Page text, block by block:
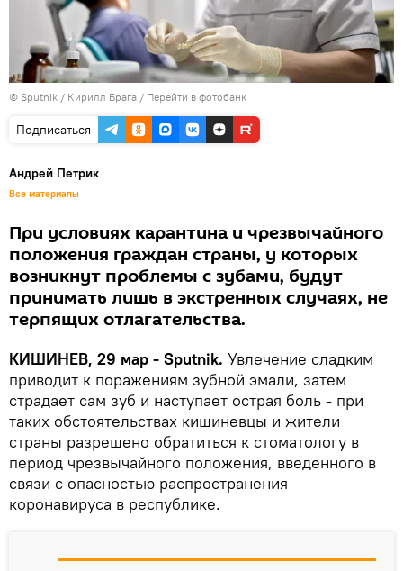
© Sputnik / Кирилл Брага / Перейти в фотобанк
Подписаться
Андрей Петрик
Все материалы
При условиях карантина и чрезвычайного
положения граждан страны, у которых
возникнут проблемы с зубами, будут
принимать лишь в экстренных случаях, не
терпящих отлагательства.
КИШИНЕВ, 29 мар - Sputnik. Увлечение сладким
приводит к поражениям зубной эмали, затем
страдает сам зуб и наступает острая боль - при
таких обстоятельствах кишиневцы и жители
страны разрешено обратиться к стоматологу в
период чрезвычайного положения, введенного в
связи с опасностью распространения
коронавируса в республике.